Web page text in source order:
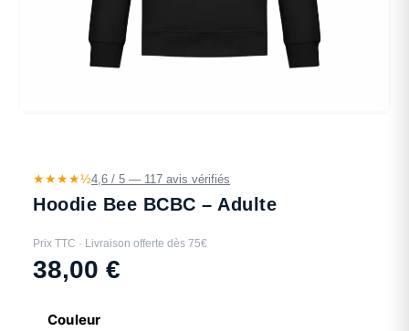
★★★★½4,6 / 5 — 117 avis vérifiés
Hoodie Bee BCBC – Adulte
Prix TTC · Livraison offerte dès 75€
38,00 €
Couleur